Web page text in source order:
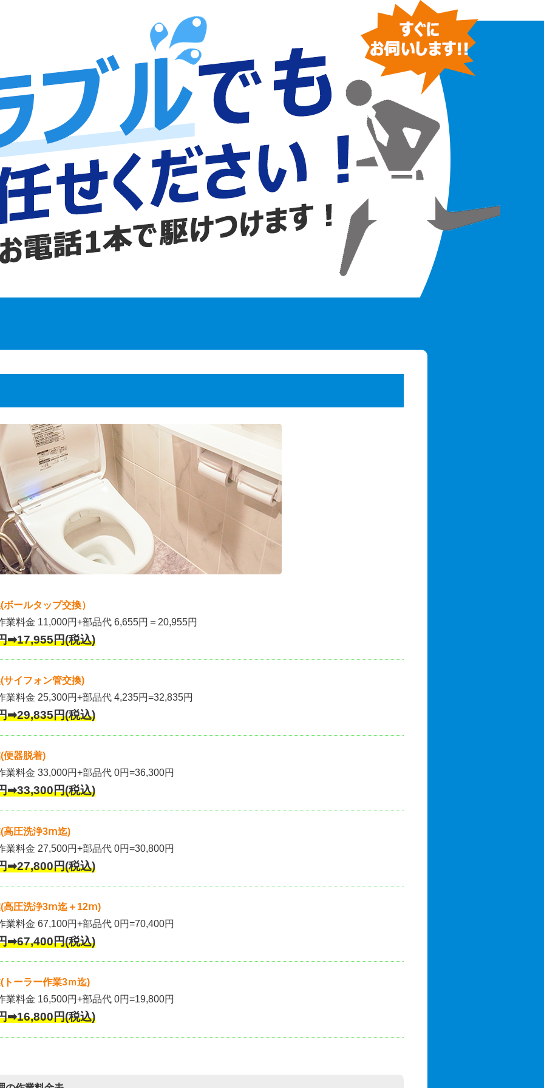
ールタップ交換）
業料金 11,000円+部品代 6,655円＝20,955円
➡17,955円(税込)
サイフォン管交換)
業料金 25,300円+部品代 4,235円=32,835円
➡29,835円(税込)
便器脱着)
業料金 33,000円+部品代 0円=36,300円
➡33,300円(税込)
高圧洗浄3ⅿ迄)
業料金 27,500円+部品代 0円=30,800円
➡27,800円(税込)
(高圧洗浄3ⅿ迄＋12ⅿ)
業料金 67,100円+部品代 0円=70,400円
➡67,400円(税込)
トーラー作業3ｍ迄)
業料金 16,500円+部品代 0円=19,800円
➡16,800円(税込)